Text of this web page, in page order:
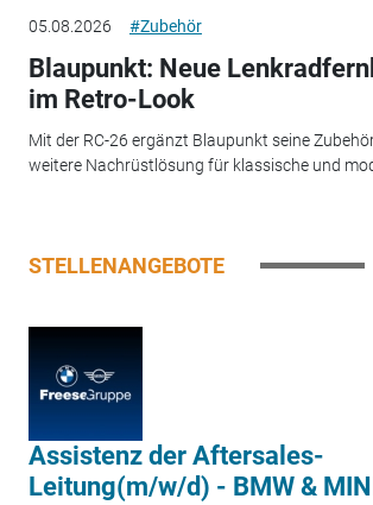
05.08.2026 #Zubehör
Blaupunkt: Neue
im Retro-Look
Mit der RC-26 ergänzt Blaupunkt seine
weitere Nachrüstlösung für klassische und
STELLENANGEBOTE
Assistenz der Aftersales-
Leitung(m/w/d) - BMW &